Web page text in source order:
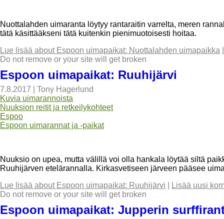
Nuottalahden uimaranta löytyy rantaraitin varrelta, meren
tätä käsittääkseni tätä kuitenkin pienimuotoisesti hoitaa.
Lue lisää about Espoon uimapaikat: Nuottalahden uimapaikka
Do not remove or your site will get broken
Espoon uimapaikat: Ruuhijärvi
7.8.2017
Tony Hagerlund
Kuvia uimarannoista
Nuuksion reitit ja retkeilykohteet
Espoo
Espoon uimarannat ja -paikat
Nuuksio on upea, mutta välillä voi olla hankala löytää siltä
Ruuhijärven etelärannalla. Kirkasvetiseen järveen pääsee
Lue lisää about Espoon uimapaikat: Ruuhijärvi
Lisää uusi
Do not remove or your site will get broken
Espoon uimapaikat: Jupperin